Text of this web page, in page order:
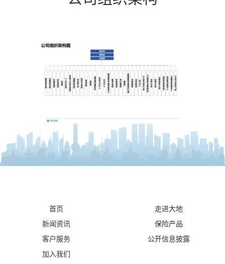
首页
走进大地
新闻资讯
保险产品
客户服务
公开信息披露
加入我们